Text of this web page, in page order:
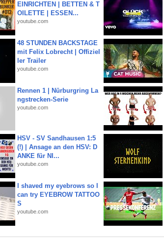
EINRICHTEN | BETTEN & T
OILETTE | ESSEN...
youtube.com
48 STUNDEN BACKSTAGE
mit Felix Lobrecht | Offiziel
ler Trailer
youtube.com
Rennen 1 | Nürburgring La
ngstrecken-Serie
youtube.com
HSV - SV Sandhausen 1:5
(!) | Ansage an den HSV: D
ANKE für NI...
youtube.com
I shaved my eyebrows so I
can try EYEBROW TATTOO
S
youtube.com